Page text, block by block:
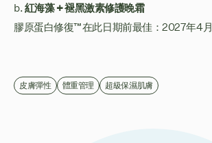
b.紅海藻 + 褪黑激素修護晚霜
膠原蛋白修復™在此日期前最佳：2027年4月
皮膚彈性 體重管理 超級保濕肌膚